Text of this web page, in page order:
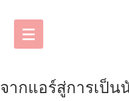
จากแอร์สู่การเป็น